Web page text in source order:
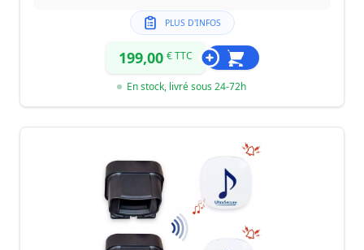
PLUS D'INFOS
199,00 € TTC
En stock, livré sous 24-72h